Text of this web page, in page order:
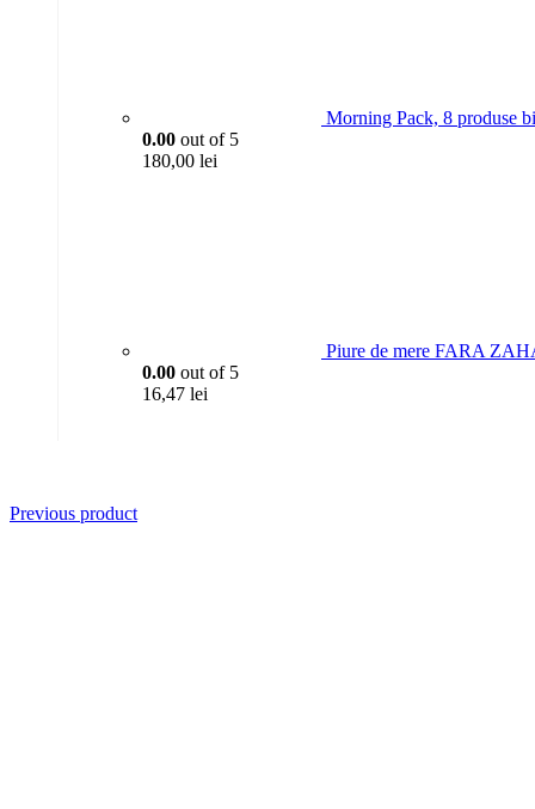
Morning Pack, 8 produse
0.00 out of 5
180,00 lei
Piure de mere FARA
0.00 out of 5
16,47 lei
Previous product